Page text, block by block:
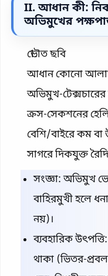
II. আধান কী:
অভিমুখের
ভৌত ছবি
আধান কোনো আলাদা
অভিমুখ-টেক্সচারের
ক্রস-সেকশনের
বেশি/বাইরে কম
সাগরে দিকযুক্ত
সংজ্ঞা: অভিমুখ
বাহিরমুখী হলে
নয়)।
ব্যবহারিক
থাকা (ভিতর-